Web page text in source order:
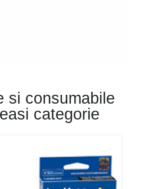
si consumabile
categorie